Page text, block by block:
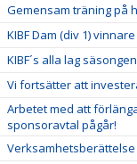
Gemensam träning på
KIBF Dam (div 1)
KIBF´s alla lag
Vi fortsätter att
Arbetet med att
sponsoravtal pågår!
Verksamhetsberättelse